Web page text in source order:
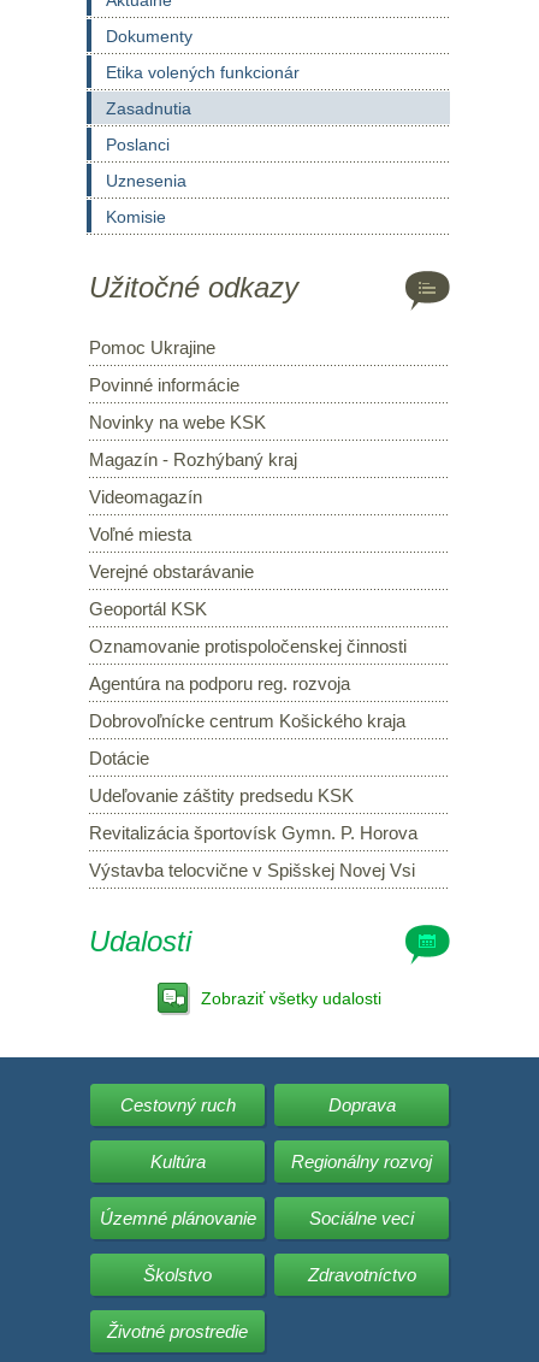
Dokumenty
Etika volených funkcionár
Zasadnutia
Poslanci
Uznesenia
Komisie
Užitočné odkazy
Pomoc Ukrajine
Povinné informácie
Novinky na webe KSK
Magazín - Rozhýbaný kraj
Videomagazín
Voľné miesta
Verejné obstarávanie
Geoportál KSK
Oznamovanie protispoločenskej činnosti
Agentúra na podporu reg. rozvoja
Dobrovoľnícke centrum Košického kraja
Dotácie
Udeľovanie záštity predsedu KSK
Revitalizácia športovísk Gymn. P. Horova
Výstavba telocvične v Spišskej Novej Vsi
Udalosti
Zobraziť všetky udalosti
Cestovný ruch Doprava
Kultúra Regionálny rozvoj
Územné plánovanie Sociálne veci
Školstvo Zdravotníctvo
Životné prostredie